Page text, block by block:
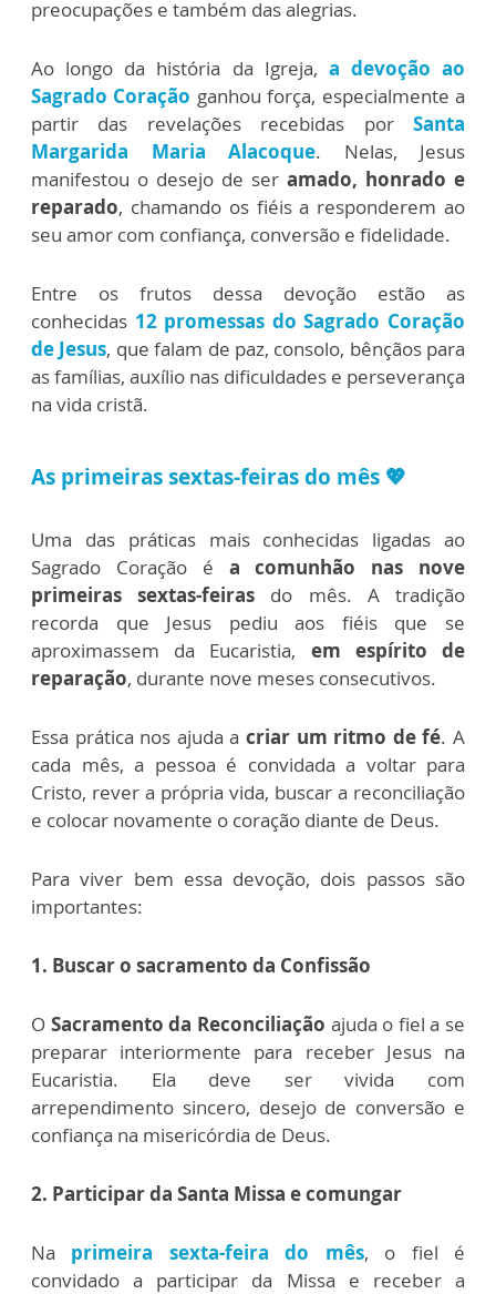
preocupações e também das alegrias.
Ao longo da história da Igreja, a devoção ao
Sagrado Coração ganhou força, especialmente a
partir das revelações recebidas por Santa
Margarida Maria Alacoque. Nelas, Jesus
manifestou o desejo de ser amado, honrado e
reparado, chamando os fiéis a responderem ao
seu amor com confiança, conversão e fidelidade.
Entre os frutos dessa devoção estão as
conhecidas 12 promessas do Sagrado Coração
de Jesus, que falam de paz, consolo, bênçãos para
as famílias, auxílio nas dificuldades e perseverança
na vida cristã.
As primeiras sextas-feiras do mês 💖
Uma das práticas mais conhecidas ligadas ao
Sagrado Coração é a comunhão nas nove
primeiras sextas-feiras do mês. A tradição
recorda que Jesus pediu aos fiéis que se
aproximassem da Eucaristia, em espírito de
reparação, durante nove meses consecutivos.
Essa prática nos ajuda a criar um ritmo de fé. A
cada mês, a pessoa é convidada a voltar para
Cristo, rever a própria vida, buscar a reconciliação
e colocar novamente o coração diante de Deus.
Para viver bem essa devoção, dois passos são
importantes:
1. Buscar o sacramento da Confissão
O Sacramento da Reconciliação ajuda o fiel a se
preparar interiormente para receber Jesus na
Eucaristia. Ela deve ser vivida com
arrependimento sincero, desejo de conversão e
confiança na misericórdia de Deus.
2. Participar da Santa Missa e comungar
Na primeira sexta-feira do mês, o fiel é
convidado a participar da Missa e receber a